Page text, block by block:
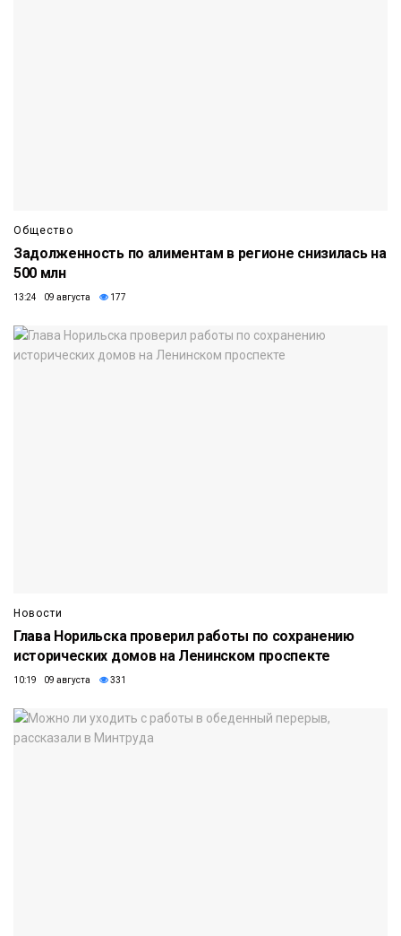
Общество
Задолженность по алиментам в регионе снизилась на
500 млн
13:24 09 августа 177
Новости
Глава Норильска проверил работы по сохранению
исторических домов на Ленинском проспекте
10:19 09 августа 331